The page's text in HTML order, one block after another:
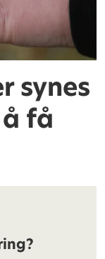
synes
få